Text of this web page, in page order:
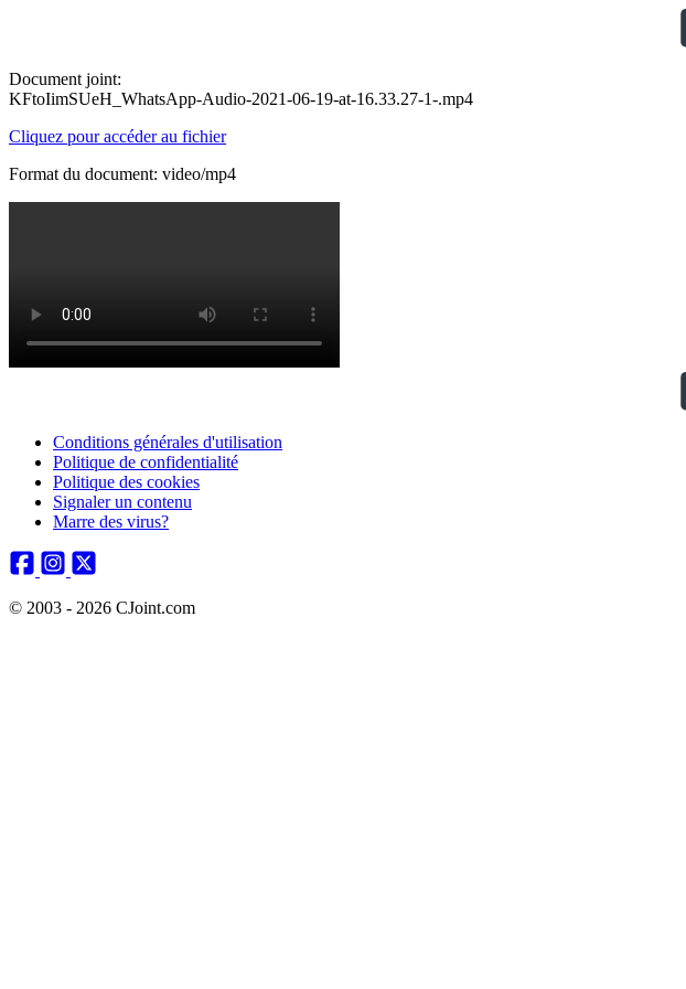
Document joint:
KFtoIimSUeH_WhatsApp-Audio-2021-06-19-at-16.33.27-1-.mp4
Cliquez pour accéder au fichier
Format du document: video/mp4
Conditions générales d'utilisation
Politique de confidentialité
Politique des cookies
Signaler un contenu
Marre des virus?
© 2003 - 2026 CJoint.com